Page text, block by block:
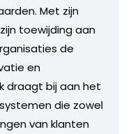
Met zijn
toewijding aan
de
en
draagt bij aan het
die zowel
van klanten